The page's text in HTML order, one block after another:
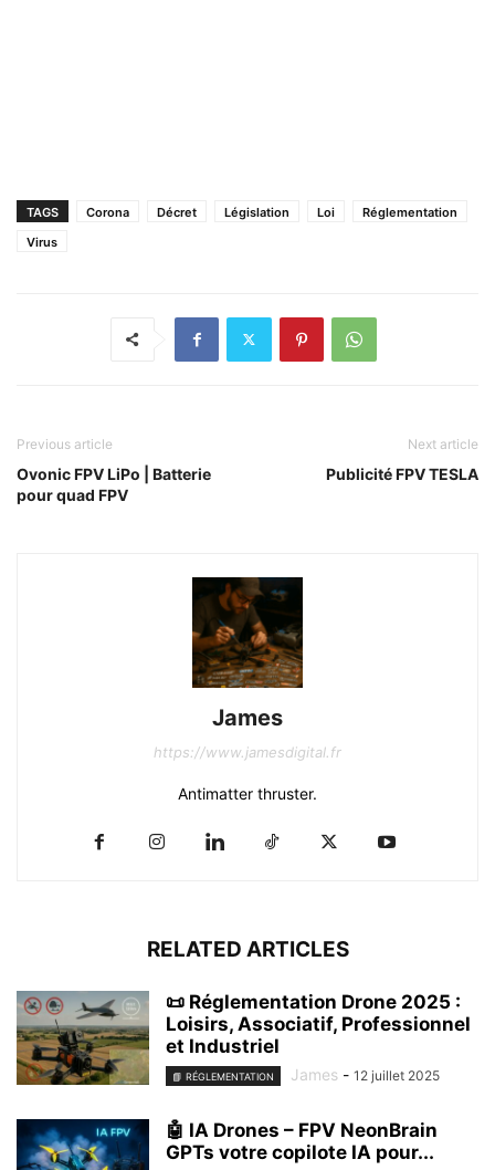
TAGS Corona Décret Législation Loi
Réglementation
Virus
Previous article
Ovonic FPV LiPo | Batterie
pour quad FPV
Next article
Publicité FPV TESLA
James
https://www.jamesdigital.fr
Antimatter thruster.
RELATED ARTICLES
📜 Réglementation Drone 2025 :
Loisirs, Associatif, Professionnel
et Industriel
📘 RÉGLEMENTATION James - 12 juillet 2025
🤖 IA Drones – FPV NeonBrain
GPTs votre copilote IA pour...